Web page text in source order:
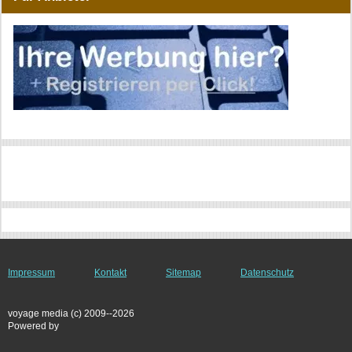
Impressum Kontakt Sitemap Datenschutz
voyage media (c) 2009--2026
Powered by